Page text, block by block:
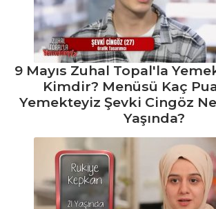
9 Mayıs Zuhal Topal'la
Kimdir? Menüsü Kaç
Yemekteyiz Şevki Cingöz
Yaşında?